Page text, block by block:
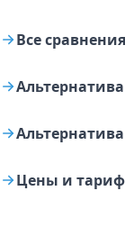
Все
Альтернатива
Цены и